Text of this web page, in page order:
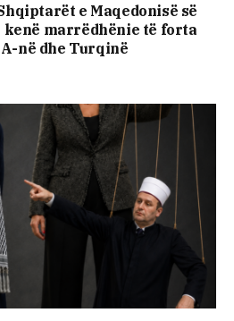
e Maqedonisë së
kenë marrëdhënie të forta
në dhe Turqinë